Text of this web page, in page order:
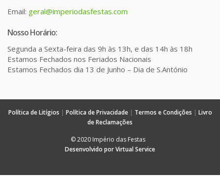
Email: geral@imperiodasfestas.com
Nosso Horário:
Segunda a Sexta-feira das 9h às 13h, e das 14h às 18h
Estamos Fechados nos Feriados Nacionais
Estamos Fechados dia 13 de Junho – Dia de S.António
Política de Litígios | Política de Privacidade| Termos e Condições | Livro
de Reclamações
© 2020 Império das Festas
Desenvolvido por Virtual Service